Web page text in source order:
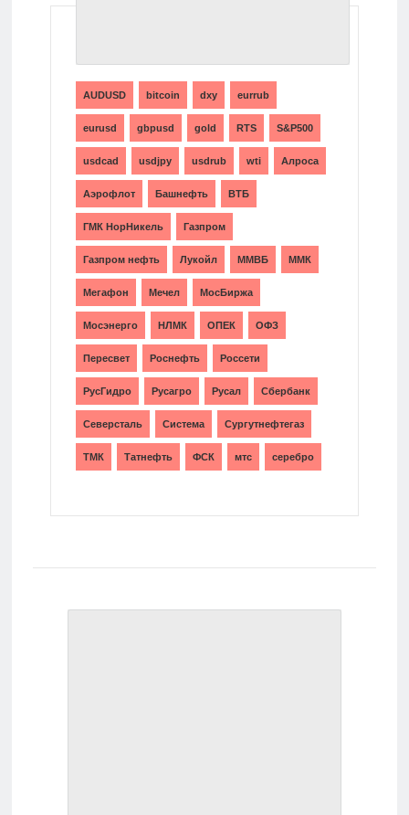
AUDUSD bitcoin dxy eurrub
eurusd gbpusd gold RTS S&P500
usdcad usdjpy usdrub wti Алроса
Аэрофлот Башнефть ВТБ
ГМК НорНикель Газпром
Газпром нефть Лукойл ММВБ ММК
Мегафон Мечел МосБиржа
Мосэнерго НЛМК ОПЕК ОФЗ
Пересвет Роснефть Россети
РусГидро Русагро Русал Сбербанк
Северсталь Система Сургутнефтегаз
ТМК Татнефть ФСК мтс серебро